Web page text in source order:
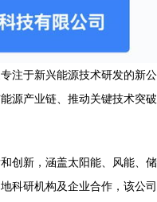
注于新兴能源技术研发的新公
源产业链、推动关键技术突破
创新，涵盖太阳能、风能、储
科研机构及企业合作，该公司